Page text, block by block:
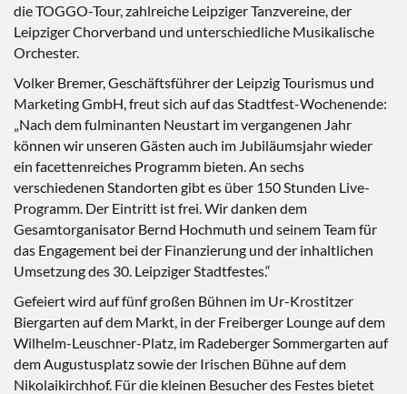
die TOGGO-Tour, zahlreiche Leipziger Tanzvereine, der
Leipziger Chorverband und unterschiedliche Musikalische
Orchester.
Volker Bremer, Geschäftsführer der Leipzig Tourismus und
Marketing GmbH, freut sich auf das Stadtfest-Wochenende:
„Nach dem fulminanten Neustart im vergangenen Jahr
können wir unseren Gästen auch im Jubiläumsjahr wieder
ein facettenreiches Programm bieten. An sechs
verschiedenen Standorten gibt es über 150 Stunden Live-
Programm. Der Eintritt ist frei. Wir danken dem
Gesamtorganisator Bernd Hochmuth und seinem Team für
das Engagement bei der Finanzierung und der inhaltlichen
Umsetzung des 30. Leipziger Stadtfestes.“
Gefeiert wird auf fünf großen Bühnen im Ur-Krostitzer
Biergarten auf dem Markt, in der Freiberger Lounge auf dem
Wilhelm-Leuschner-Platz, im Radeberger Sommergarten auf
dem Augustusplatz sowie der Irischen Bühne auf dem
Nikolaikirchhof. Für die kleinen Besucher des Festes bietet